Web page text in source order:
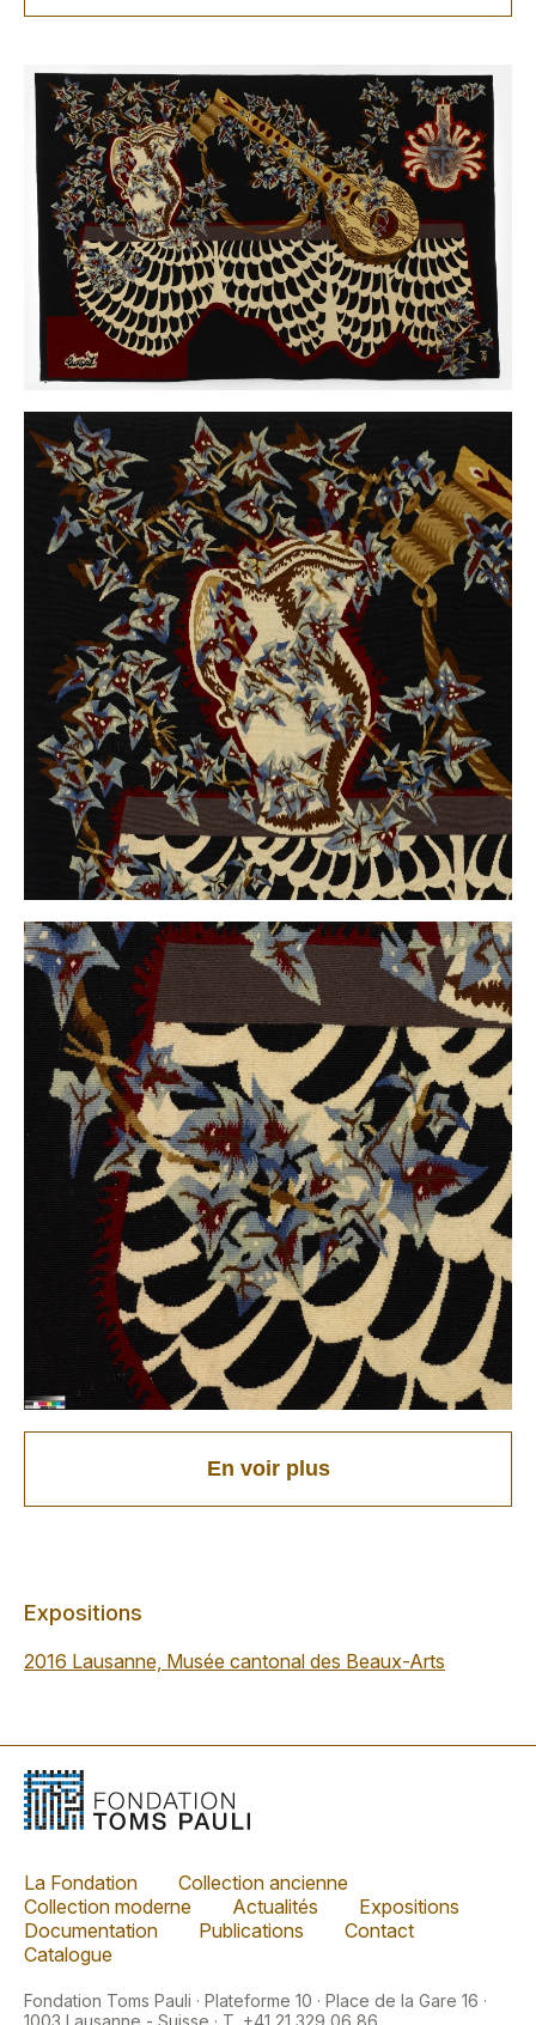
En voir plus
Expositions
2016 Lausanne, Musée cantonal des Beaux-Arts
La Fondation
Collection ancienne
Collection moderne
Actualités
Expositions
Documentation
Publications
Contact
Catalogue
Fondation Toms Pauli · Plateforme 10 · Place de la Gare 16 ·